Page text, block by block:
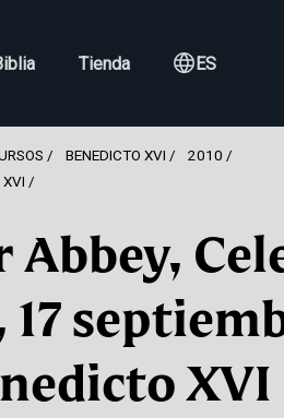
Tienda ES
BENEDICTO XVI
2010
XVI